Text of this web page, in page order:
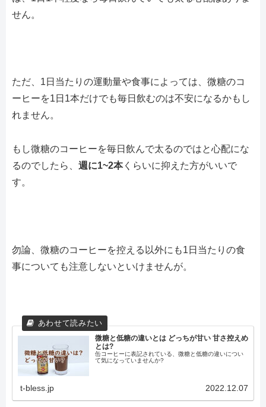
せん。
ただ、1日当たりの運動量や食事によっては、微糖のコ
ーヒーを1日1本だけでも毎日飲むのは不安になるかもし
れません。
もし微糖のコーヒーを毎日飲んで太るのではと心配にな
るのでしたら、 週に1~2本くらいに抑えた方がいいで
す。
勿論、微糖のコーヒーを控える以外にも1日当たりの食
事についても注意しないといけませんが。
微糖と低糖の違いとは どっちが甘い 甘さ控えめ
とは?
缶コーヒーに表記されている、微糖と低糖の違いについ
て気になっていませんか?
t-bless.jp 2022.12.07